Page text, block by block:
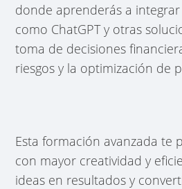
donde aprenderás a
como ChatGPT y otras
toma de decisiones
riesgos y la optimización de
Esta formación avanzada te
con mayor creatividad y
ideas en resultados y